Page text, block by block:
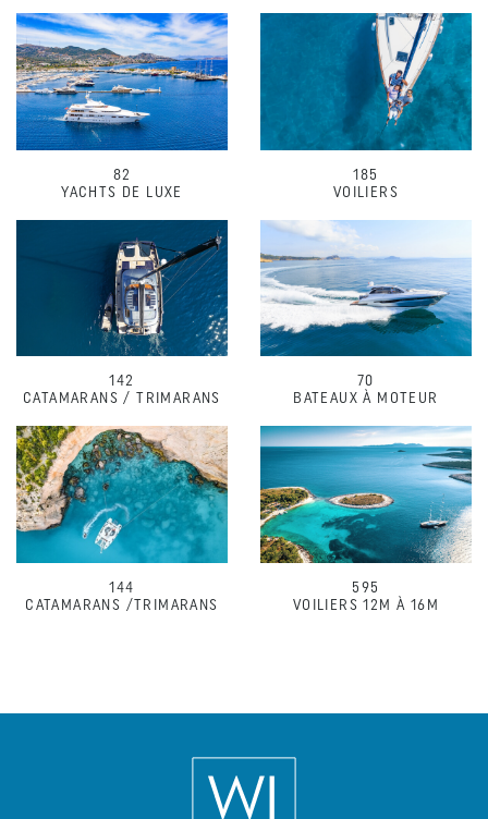
82
YACHTS DE LUXE
185
VOILIERS
142
CATAMARANS / TRIMARANS
70
BATEAUX À MOTEUR
144
CATAMARANS /TRIMARANS
595
VOILIERS 12M À 16M